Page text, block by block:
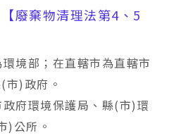
廢棄物清理法第4、5
境部；在直轄市為直轄市
)政府。
府環境保護局、縣(市)環
)公所。